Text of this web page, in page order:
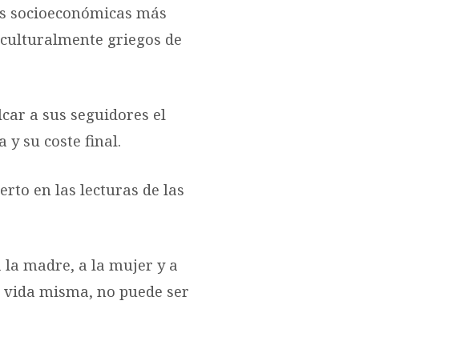
socioeconómicas más
griegos de
a sus seguidores el
y su coste final.
en las lecturas de las
la madre, a la mujer y a
misma, no puede ser